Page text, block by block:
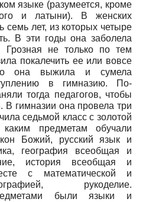
языке (разумеется, кроме
и латыни). В женских
семь лет, из которых четыре
В эти годы она заболела
Грозная не только по тем
покалечить ее или вовсе
она выжила и сумела
в гимназию. По-
тогда педагогов, чтобы
В гимназии она провела три
седьмой класс с золотой
предметам обучали
Божий, русский язык и
география всеобщая и
история всеобщая и
с математической и
рукоделие.
были языки и